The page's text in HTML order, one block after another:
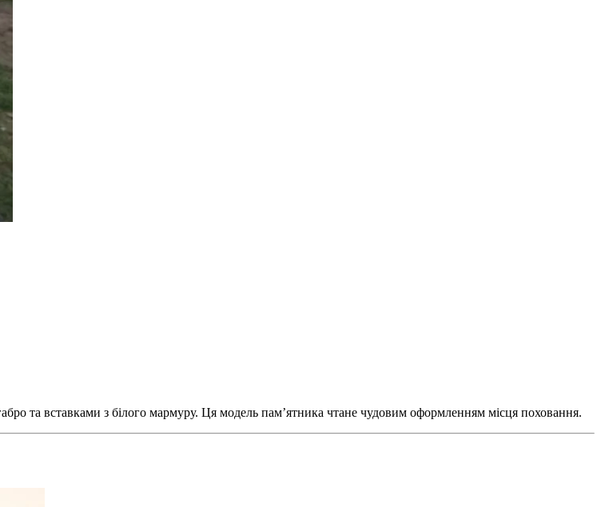
та вставками з білого мармуру. Ця модель пам’ятника чтане чудовим оформленням місця поховання.